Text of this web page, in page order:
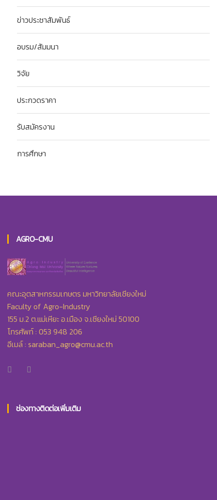
ข่าวประชาสัมพันธ์
อบรม/สัมมนา
วิจัย
ประกวดราคา
รับสมัครงาน
การศึกษา
AGRO-CMU
คณะอุตสาหกรรมเกษตร มหาวิทยาลัยเชียงใหม่
Faculty of Agro-Industry
155 ม.2 ต.แม่เหียะ อ.เมือง จ.เชียงใหม่ 50100
โทรศัพท์ : 053 948 206
อีเมล์ : saraban_agro@cmu.ac.th
ช่องทางติดต่อเพิ่มเติม